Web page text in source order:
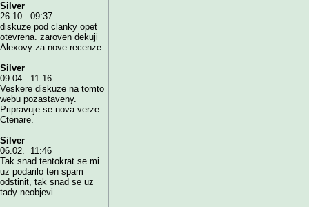
Silver
26.10. 09:37
diskuze pod clanky opet
otevrena. zaroven dekuji
Alexovy za nove recenze.
Silver
09.04. 11:16
Veskere diskuze na tomto
webu pozastaveny.
Pripravuje se nova verze
Ctenare.
Silver
06.02. 11:46
Tak snad tentokrat se mi
uz podarilo ten spam
odstinit, tak snad se uz
tady neobjevi